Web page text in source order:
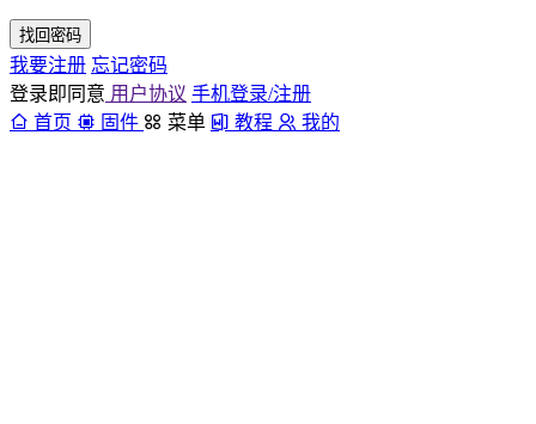
找回密码
我要注册 忘记密码
登录即同意 用户协议 手机登录/注册
首页
固件 菜单 教程 我的